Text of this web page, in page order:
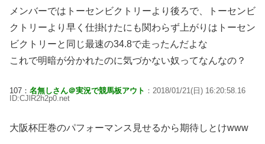
メンバーではトーセンビクトリーより後ろで、トーセンビ
クトリーより早く仕掛けたにも関わらず上がりはトーセン
ビクトリーと同じ最速の34.8で走ったんだよな
これで明暗が分かれたのに気づかない奴ってなんなの？
107： 名無しさん＠実況で競馬板アウト ：2018/01/21(日) 16:20:58.16
ID:CJlR2h2p0.net
大阪杯圧巻のパフォーマンス見せるから期待しとけwww